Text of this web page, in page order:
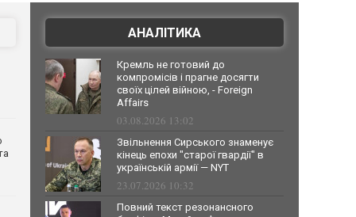
АНАЛІТИКА
Кремль не готовий до
компромісів і прагне досягти
своїх цілей війною, - Foreign
Affairs
03.08.2026 13:02
Звільнення Сирського знаменує
кінець епохи "старої гвардії" в
українській армії — NYT
23.07.2026 10:32
Повний текст резонансного